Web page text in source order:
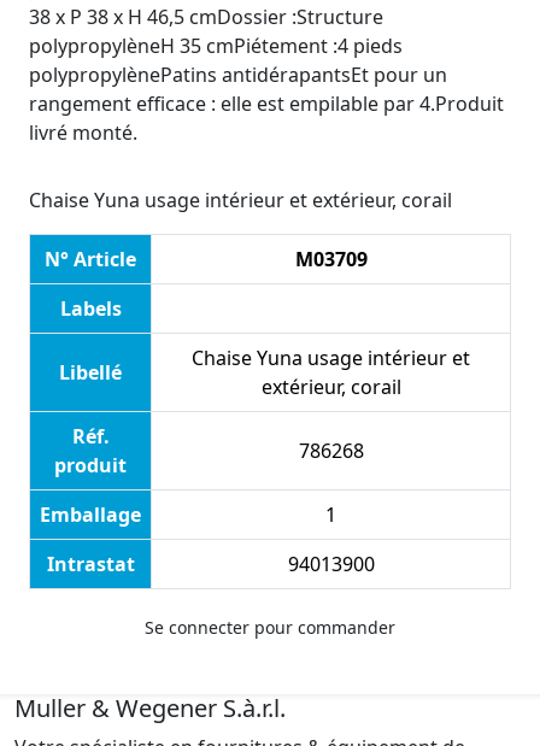
38 x P 38 x H 46,5 cmDossier :Structure
polypropylèneH 35 cmPiétement :4 pieds
polypropylènePatins antidérapantsEt pour un
rangement efficace : elle est empilable par 4.Produit
livré monté.
Chaise Yuna usage intérieur et extérieur, corail
N° Article
M03709
Labels
Libellé
Chaise Yuna usage intérieur et
extérieur, corail
Réf.
produit
786268
Emballage
1
Intrastat
94013900
Se connecter pour commander
Muller & Wegener S.à.r.l.